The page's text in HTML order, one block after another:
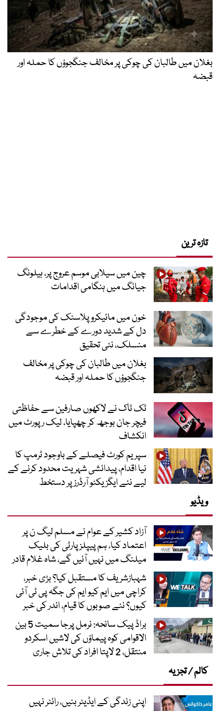
بغلان میں طالبان کی چوکی پر مخالف جنگجوؤں کا حملہ اور
قبضہ
تازہ ترین
چین میں سیلابی موسم عروج پر، ہیلونگ
جیانگ میں ہنگامی اقدامات
خون میں مائیکرو پلاسٹک کی موجودگی
دل کے شدید دورے کے خطرے سے
منسلک، نئی تحقیق
بغلان میں طالبان کی چوکی پر مخالف
جنگجوؤں کا حملہ اور قبضہ
ٹک ٹاک نے لاکھوں صارفین سے حفاظتی
فیچر جان بوجھ کر چھپایا، لیک رپورٹ میں
انکشاف
سپریم کورٹ فیصلے کے باوجود ٹرمپ کا
نیا اقدام، پیدائشی شہریت محدود کرنے کے
لیے نئے ایگزیکٹو آرڈرز پر دستخط
ویڈیو
آزاد کشیر کے عوام نے مسلم لیگ ن پر
اعتماد کیا، ہم پیپلز پارٹی کی بلیک
میلنگ میں نہیں آئیں گے، شاہ غلام قادر
شہبازشریف کا مستقبل کیا؟ بڑی خبر،
کراچی میں ایم کیو ایم کی جگہ پی ٹی آئی
کیوں؟ نئے صوبوں کا قیام، اندر کی خبر
براڈ پیک سانحہ: نرمل پرجا سمیت 5 بین
الاقوامی کوہ پیماؤں کی لاشیں اسکردو
منتقل، 2 لاپتا افراد کی تلاش جاری
کالم / تجزیہ
اپنی زندگی کے ایڈیٹر بنیں، رائٹر نہیں